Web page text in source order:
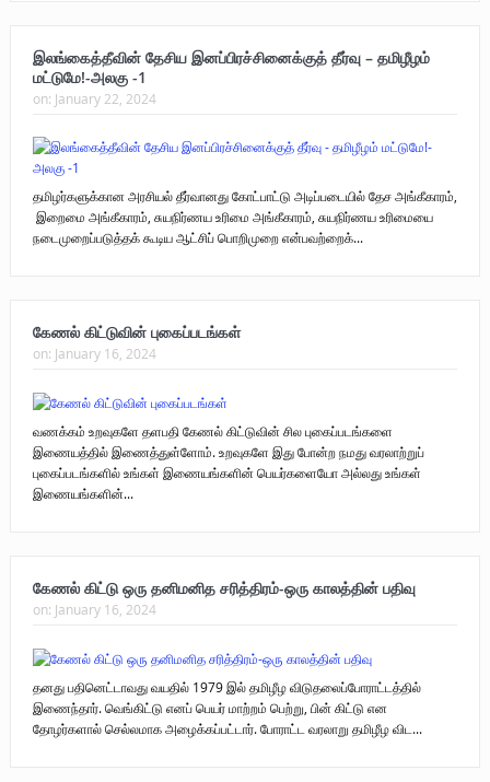
வணக்க நிகழ்வும் ‘விடுதலைச் சிற்பி’ நூல் மற்றும் ‘ஜவான் – திடம் குன்றா
உரிமைப் போராட்டம் _
நாடாளுமன்ற உறுப்பினர் இராமநாதன் அர்ச்சுனா அவர்களுக்கு நிலவனின்
திறந்த மடல்!
இலங்கைத்தீவின் தேசிய இனப்பிரச்சினைக்குத் தீர்வு – தமிழீழம்
மட்டுமே!-அலகு -1
on: January 22, 2024
தமிழர்களுக்கான அரசியல் தீர்வானது கோட்பாட்டு அடிப்படையில் தேச அங்கீகாரம்,
இறைமை அங்கீகாரம், சுயநிர்ணய உரிமை அங்கீகாரம், சுயநிர்ணய உரிமையை
நடைமுறைப்படுத்தக் கூடிய ஆட்சிப் பொறிமுறை என்பவற்றைக்...
கேணல் கிட்டுவின் புகைப்படங்கள்
on: January 16, 2024
வணக்கம் உறவுகளே தளபதி கேணல் கிட்டுவின் சில புகைப்படங்களை
இணையத்தில் இணைத்துள்ளோம். உறவுகளே இது போன்ற நமது வரலாற்றுப்
புகைப்படங்களில் உங்கள் இணையங்களின் பெயர்களையோ அல்லது உங்கள்
இணையங்களின்...
கேணல் கிட்டு ஒரு தனிமனித சரித்திரம்-ஒரு காலத்தின் பதிவு
on: January 16, 2024
தனது பதினெட்டாவது வயதில் 1979 இல் தமிழீழ விடுதலைப்போராட்டத்தில்
இணைந்தார். வெங்கிட்டு எனப் பெயர் மாற்றம் பெற்று, பின் கிட்டு என
தோழர்களால் செல்லமாக அழைக்கப்பட்டார். போராட்ட வரலாறு தமிழீழ விட...